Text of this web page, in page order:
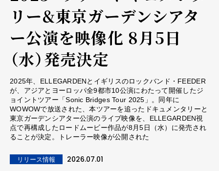
リー&東京ガーデンシアタ
ー公演を映像化 8月5日
（水）発売決定
2025年、ELLEGARDENとイギリスのロックバンド・FEEDER
が、アジアとヨーロッパ全9都市10公演にわたって開催したジ
ョイントツアー「Sonic Bridges Tour 2025」。同年に
WOWOWで放送された、本ツアーを追ったドキュメンタリーと
東京ガーデンシアター公演のライブ映像を、ELLEGARDEN視
点で再構成したロードムービー作品が8月5日（水）に発売され
ることが決定。トレーラー映像が公開された
リリース情報 2026.07.01